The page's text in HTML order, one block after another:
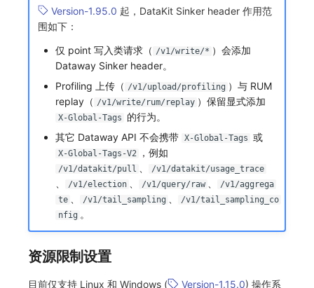
Version-1.95.0 起，DataKit Sinker header 作用范
围如下：
仅 point 写入类请求（ /v1/write/* ）会添加
Dataway Sinker header。
Profiling 上传（ /v1/upload/profiling ）与 RUM
replay（ /v1/write/rum/replay ）保留显式添加
X-Global-Tags
的行为。
其它 Dataway API 不会携带 X-Global-Tags 或
X-Global-Tags-V2 ，例如
/v1/datakit/pull 、 /v1/datakit/usage_trace
、 /v1/election 、 /v1/query/raw 、
/v1/aggrega
te 、 /v1/tail_sampling 、
/v1/tail_sampling_co
nfig 。
资源限制设置
目前仅支持 Linux 和 Windows ( Version-1.15.0) 操作系